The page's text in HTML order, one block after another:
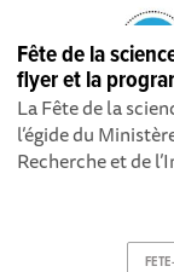
Fête de la
flyer et la
La Fête de la
l’égide du
Recherche et de